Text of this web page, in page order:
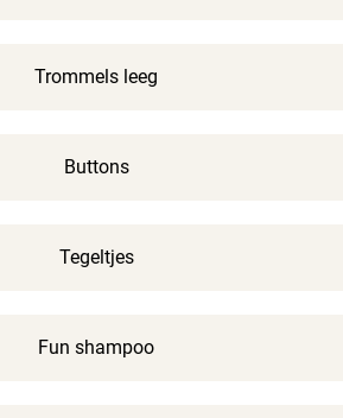
Trommels leeg
Buttons
Tegeltjes
Fun shampoo